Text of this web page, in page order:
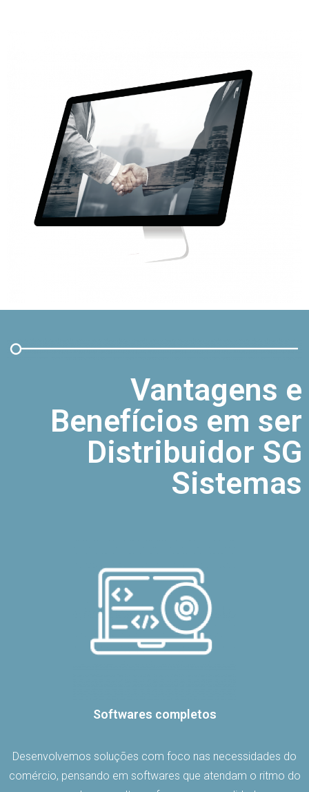
Vantagens e
Benefícios em ser
Distribuidor SG
Sistemas
Softwares completos
Desenvolvemos soluções com foco nas necessidades do
comércio, pensando em softwares que atendam o ritmo do